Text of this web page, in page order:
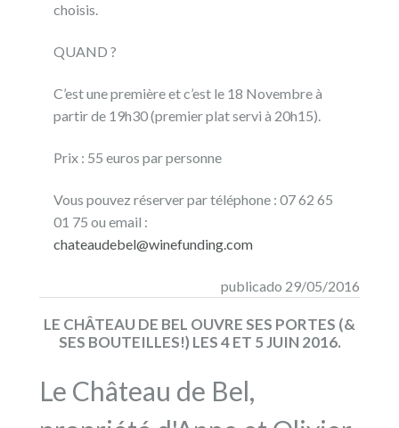
choisis.
QUAND ?
C’est une première et c’est le 18 Novembre à
partir de 19h30 (premier plat servi à 20h15).
Prix : 55 euros par personne
Vous pouvez réserver par téléphone : 07 62 65
01 75 ou email :
chateaudebel@winefunding.com
publicado 29/05/2016
LE CHÂTEAU DE BEL OUVRE SES PORTES (&
SES BOUTEILLES!) LES 4 ET 5 JUIN 2016.
Le Château de Bel,